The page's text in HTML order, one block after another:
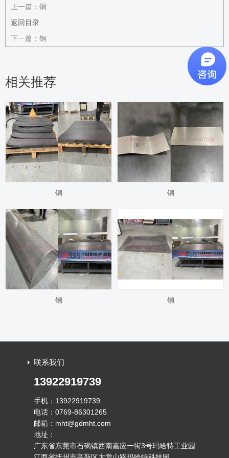
上一篇： 铜
返回目录
下一篇： 钢
相关推荐
钢 钢
钢 钢
联系我们
13922919739
手机：13922919739
电话：0769-86301265
邮箱：mht@gdmht.com
地址：
广东省东莞市石碣镇西南嘉应一街3号玛哈特工业园